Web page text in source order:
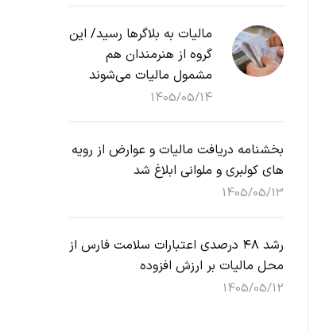
مالیات به بلاگرها رسید/ این
گروه از هنرمندان هم
مشمول مالیات می‌شوند
1405/05/14
بخشنامه دریافت مالیات و عوارض از رویه
های کولبری و ملوانی ابلاغ شد
1405/05/13
رشد ۴۸ درصدی اعتبارات سلامت فارس از
محل مالیات بر ارزش افزوده
1405/05/12